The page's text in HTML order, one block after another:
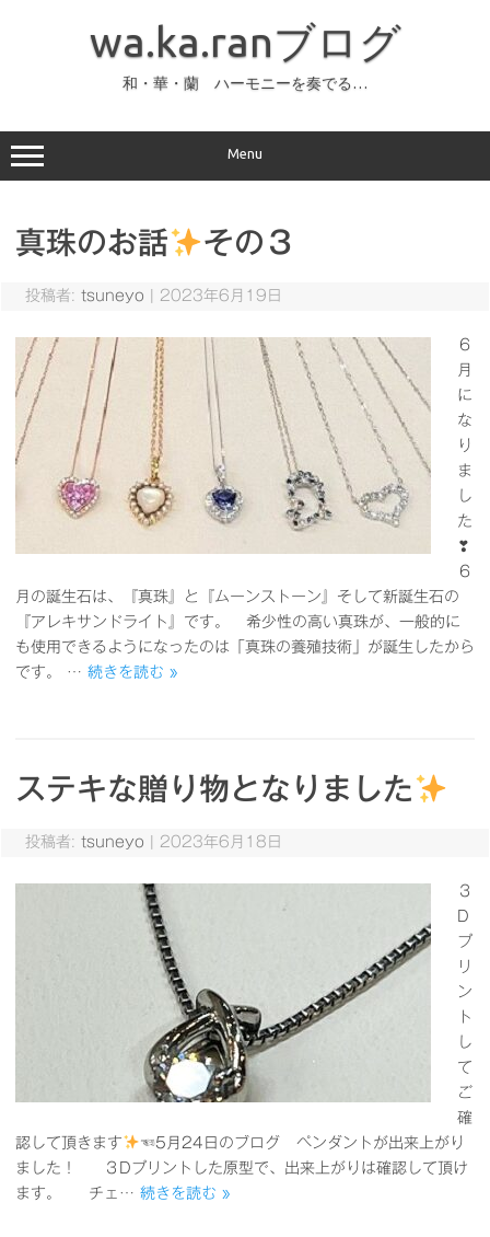
ッ
プ
wa.ka.ranブログ
和・華・蘭 ハーモニーを奏でる…
Menu
真珠のお話 その３
投稿者: tsuneyo 2023年6月19日
６
月
に
な
り
ま
し
た
❣
６
月の誕生石は、『真珠』と『ムーンストーン』そして新誕生石の
『アレキサンドライト』です。 希少性の高い真珠が、一般的に
も使用できるようになったのは「真珠の養殖技術」が誕生したから
です。 … 続きを読む »
ステキな贈り物となりました
投稿者: tsuneyo 2023年6月18日
３
D
プ
リ
ン
ト
し
て
ご
確
認して頂きます
☜5月24日のブログ ペンダントが出来上がり
ました！ ３Dプリントした原型で、出来上がりは確認して頂け
ます。 チェ… 続きを読む »